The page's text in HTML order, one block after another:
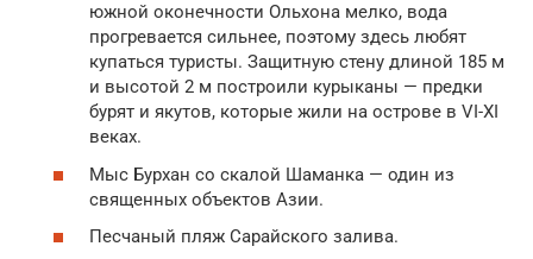
южной оконечности Ольхона мелко, вода
прогревается сильнее, поэтому здесь любят
купаться туристы. Защитную стену длиной 185 м
и высотой 2 м построили курыканы — предки
бурят и якутов, которые жили на острове в VI-XI
веках.
Мыс Бурхан со скалой Шаманка — один из
священных объектов Азии.
Песчаный пляж Сарайского залива.